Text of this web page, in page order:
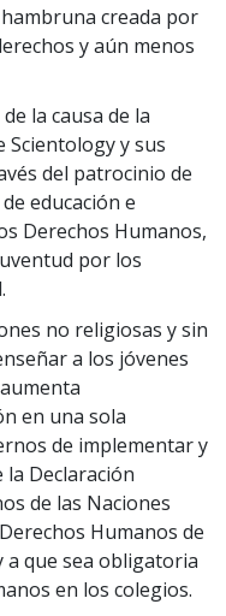
creada por
y aún menos
la causa de la
Scientology y sus
del patrocinio de
educación e
Derechos Humanos,
por los
no religiosas y sin
a los jóvenes
en una sola
de implementar y
la Declaración
de las Naciones
Humanos de
a que sea obligatoria
en los colegios.